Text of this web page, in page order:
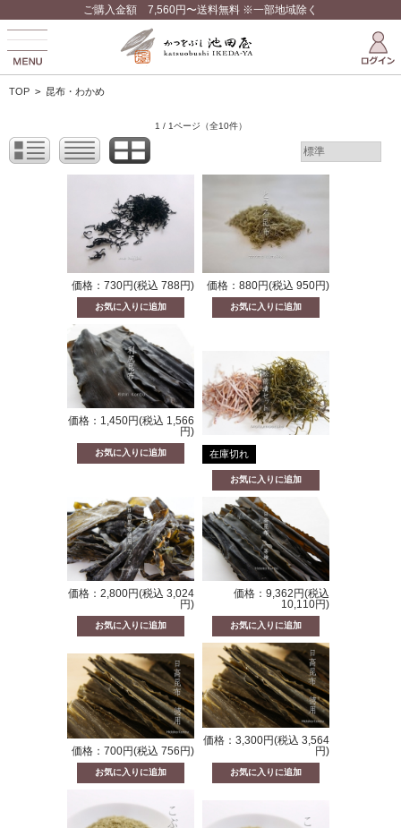
ご購入金額 7,560円〜送料無料 ※一部地域除く
TOP > 昆布・わかめ
1 / 1ページ （全10件）
価格：730円(税込 788円) 価格：880円(税込 950円)
価格：1,450円(税込 1,566
円)
在庫切れ
価格：2,800円(税込 3,024
円)
価格：9,362円(税込
10,110円)
価格：700円(税込 756円)
価格：3,300円(税込 3,564
円)